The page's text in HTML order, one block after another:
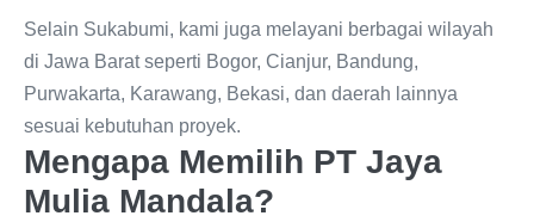
Selain Sukabumi, kami juga melayani berbagai wilayah
di Jawa Barat seperti Bogor, Cianjur, Bandung,
Purwakarta, Karawang, Bekasi, dan daerah lainnya
sesuai kebutuhan proyek.
Mengapa Memilih PT Jaya
Mulia Mandala?